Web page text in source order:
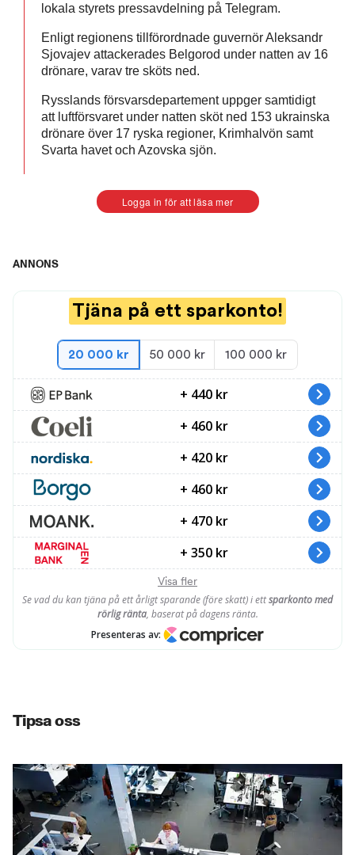
lokala styrets pressavdelning på Telegram.
Enligt regionens tillförordnade guvernör Aleksandr
Sjovajev attackerades Belgorod under natten av 16
drönare, varav tre sköts ned.
Rysslands försvarsdepartement uppger samtidigt
att luftförsvaret under natten sköt ned 153 ukrainska
drönare över 17 ryska regioner, Krimhalvön samt
Svarta havet och Azovska sjön.
Logga in för att läsa mer
0:36
ANNONS
Tipsa oss